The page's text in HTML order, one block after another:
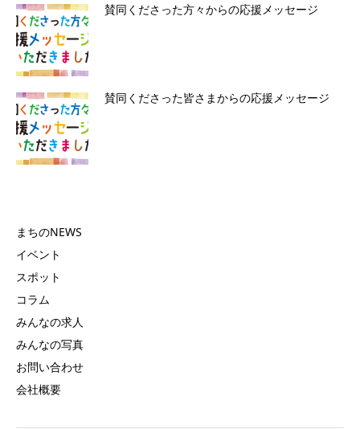
賛同くださった方々からの応援メッセージ
賛同くださった皆さまからの応援メッセージ
まちのNEWS
イベント
スポット
コラム
みんなの求人
みんなの写真
お問い合わせ
会社概要